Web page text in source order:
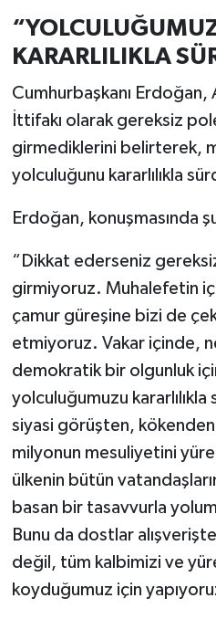
KARARLILIKLA
Cumhurbaşkanı Erdoğan,
İttifakı olarak gereksiz
girmediklerini belirterek,
yolculuğunu kararlılıkla
Erdoğan, konuşmasında
“Dikkat ederseniz
girmiyoruz. Muhalefetin
çamur güreşine bizi de
etmiyoruz. Vakar içinde,
demokratik bir olgunluk
yolculuğumuzu
siyasi görüşten,
milyonun mesuliyetini
ülkenin bütün
basan bir tasavvurla
Bunu da dostlar
değil, tüm kalbimizi ve
koyduğumuz için